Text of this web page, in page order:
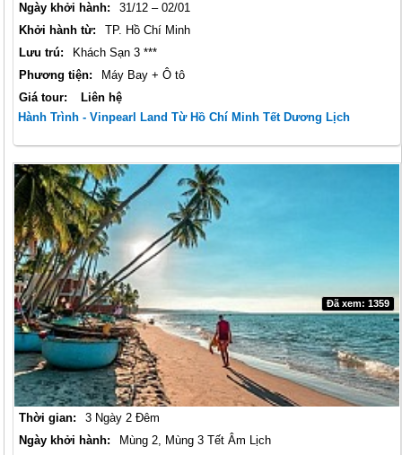
Ngày khởi hành:
31/12 – 02/01
Khởi hành từ:
TP. Hồ Chí Minh
Lưu trú:
Khách Sạn 3 ***
Phương tiện:
Máy Bay + Ô tô
Giá tour:
Liên hệ
Hành Trình - Vinpearl Land Từ Hồ Chí Minh Tết Dương Lịch
Thời gian:
3 Ngày 2 Đêm
Ngày khởi hành:
Mùng 2, Mùng 3 Tết Âm Lịch
Đã xem: 1359